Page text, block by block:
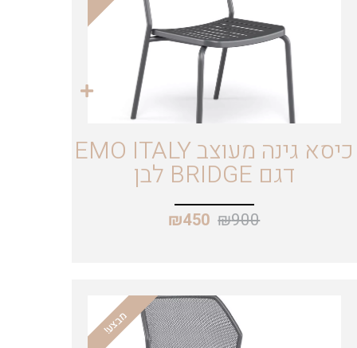
כיסא גינה מעוצב EMO ITALY
דגם BRIDGE לבן
₪900
₪450
מבצע!